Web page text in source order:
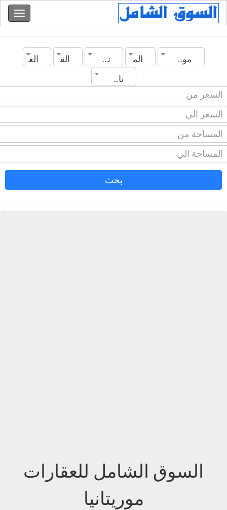
موريتانيا المدينة نوع العقار القسم
الغرف
تاريخ الانشاء
بحث
السوق الشامل للعقارات
موريتانيا